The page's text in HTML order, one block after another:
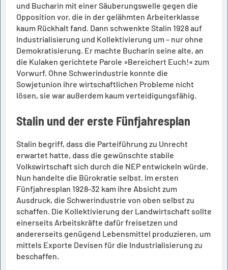
und Bucharin mit einer Säuberungswelle gegen die
Opposition vor, die in der gelähmten Arbeiterklasse
kaum Rückhalt fand. Dann schwenkte Stalin 1928 auf
Industrialisierung und Kollektivierung um – nur ohne
Demokratisierung. Er machte Bucharin seine alte, an
die Kulaken gerichtete Parole »Bereichert Euch!« zum
Vorwurf. Ohne Schwerindustrie konnte die
Sowjetunion ihre wirtschaftlichen Probleme nicht
lösen, sie war außerdem kaum verteidigungsfähig.
Stalin und der erste Fünfjahresplan
Stalin begriff, dass die Parteiführung zu Unrecht
erwartet hatte, dass die gewünschte stabile
Volkswirtschaft sich durch die NEP entwickeln würde.
Nun handelte die Bürokratie selbst. Im ersten
Fünfjahresplan 1928-32 kam ihre Absicht zum
Ausdruck, die Schwerindustrie von oben selbst zu
schaffen. Die Kollektivierung der Landwirtschaft sollte
einerseits Arbeitskräfte dafür freisetzen und
andererseits genügend Lebensmittel produzieren, um
mittels Exporte Devisen für die Industrialisierung zu
beschaffen.